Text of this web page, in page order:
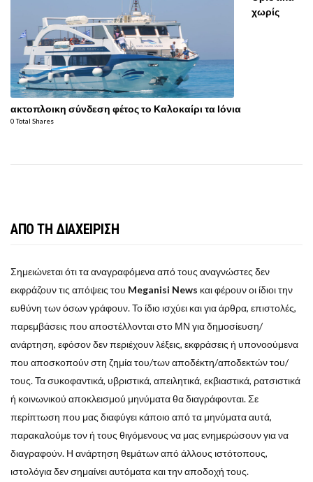
χωρίς
ακτοπλοικη σύνδεση φέτος το Καλοκαίρι τα Ιόνια
0 Total Shares
ΑΠΟ ΤΗ ΔΙΑΧΕΙΡΙΣΗ
Σημειώνεται ότι τα αναγραφόμενα από τους αναγνώστες δεν
εκφράζουν τις απόψεις του Meganisi News και φέρουν οι ίδιοι την
ευθύνη των όσων γράφουν. Το ίδιο ισχύει και για άρθρα, επιστολές,
παρεμβάσεις που αποστέλλονται στο ΜΝ για δημοσίευση/
ανάρτηση, εφόσον δεν περιέχουν λέξεις, εκφράσεις ή υπονοούμενα
που αποσκοπούν στη ζημία του/των αποδέκτη/αποδεκτών του/
τους. Τα συκοφαντικά, υβριστικά, απειλητικά, εκβιαστικά, ρατσιστικά
ή κοινωνικού αποκλεισμού μηνύματα θα διαγράφονται. Σε
περίπτωση που μας διαφύγει κάποιο από τα μηνύματα αυτά,
παρακαλούμε τον ή τους θιγόμενους να μας ενημερώσουν για να
διαγραφούν. Η ανάρτηση θεμάτων από άλλους ιστότοπους,
ιστολόγια δεν σημαίνει αυτόματα και την αποδοχή τους.